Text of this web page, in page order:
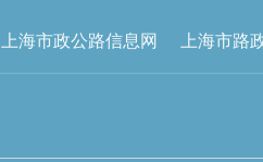
上海市政公路信息网 上海市路